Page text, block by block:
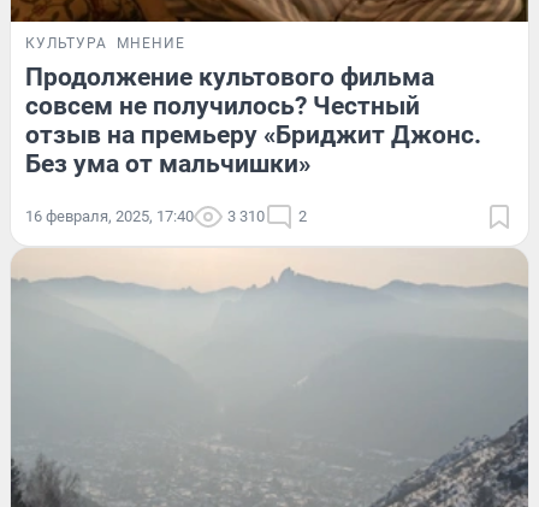
КУЛЬТУРА МНЕНИЕ
Продолжение культового фильма
совсем не получилось? Честный
отзыв на премьеру «Бриджит Джонс.
Без ума от мальчишки»
16 февраля, 2025, 17:40 3 310 2